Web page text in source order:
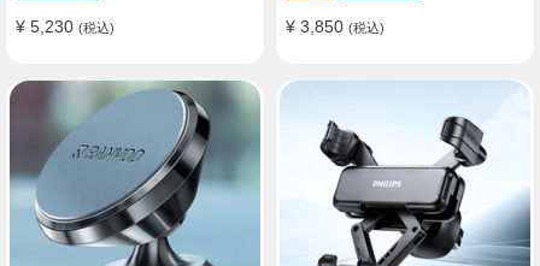
カー用品 全機種対応
¥ 5,230 (税込) ¥ 3,850 (税込)